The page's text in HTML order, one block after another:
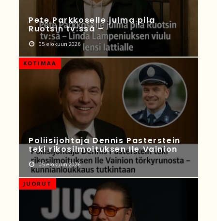
Pete Parkkoselle julma pila
Ruotsin tv:ssä –
05 elokuun 2026
KOTIMAA
Poliisijohtaja Dennis Pasterstein
teki rikosilmoituksen Ile Vainion
05 elokuun 2026
JUORUT